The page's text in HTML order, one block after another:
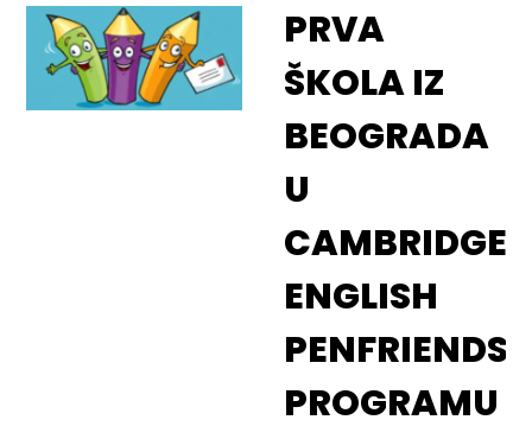
PRVA
ŠKOLA IZ
BEOGRADA
U
CAMBRIDGE
ENGLISH
PENFRIENDS
PROGRAMU